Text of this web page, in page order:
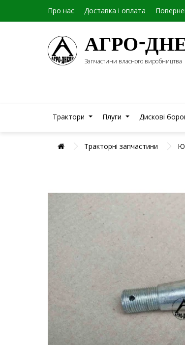
Про нас Доставка і оплата
АГРО-
Запчастини власного виробництва
Трактори Плуги Дискові
Тракторні запчастини